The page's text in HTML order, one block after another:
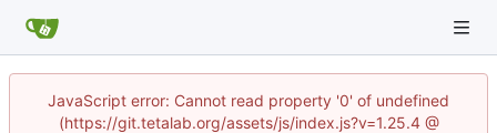
JavaScript error: Cannot read property '0' of undefined
(https://git.tetalab.org/assets/js/index.js?v=1.25.4 @